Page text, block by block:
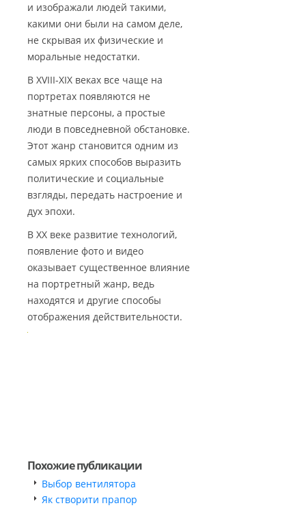
и изображали людей такими,
какими они были на самом деле,
не скрывая их физические и
моральные недостатки.
В ХVIII-XIX веках все чаще на
портретах появляются не
знатные персоны, а простые
люди в повседневной обстановке.
Этот жанр становится одним из
самых ярких способов выразить
политические и социальные
взгляды, передать настроение и
дух эпохи.
В ХХ веке развитие технологий,
появление фото и видео
оказывает существенное влияние
на портретный жанр, ведь
находятся и другие способы
отображения действительности.
Похожие публикации
Выбор вентилятора
Як створити прапор